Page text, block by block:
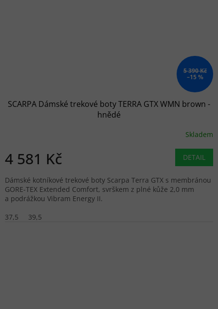
5 390 Kč
–15 %
SCARPA Dámské trekové boty TERRA GTX WMN brown -
hnědé
Skladem
4 581 Kč DETAIL
Dámské kotníkové trekové boty Scarpa Terra GTX s membránou
GORE-TEX Extended Comfort, svrškem z plné kůže 2,0 mm
a podrážkou Vibram Energy II.
37,5
39,5